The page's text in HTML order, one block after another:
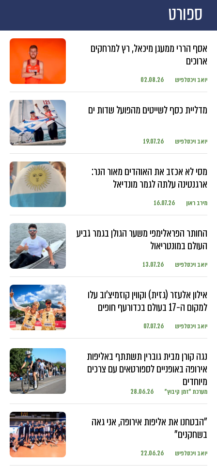
ספורט
אסף הררי ממעגן מיכאל, רץ למרחקים
ארוכים
יואב ויכסלפיש 02.08.26
מדליית כסף לשייטים מהפועל שדות ים
יואב ויכסלפיש 19.07.26
מסי לא אכזב את האוהדים מאור הנר:
ארגנטינה עלתה לגמר מונדיאל
מירב ראון 16.07.26
החותר הפראלימפי משער הגולן בגמר גביע
העולם במונטריאול
יואב ויכסלפיש 13.07.26
אילון אלעזר (גזית) וקווין קוזמיצ'וב עלו
למקום ה-17 בעולם בכדורעף חופים
יואב ויכסלפיש 07.07.26
נגה קורן מבית גוברין תשתתף באליפות
אירופה באופניים לספורטאים עם צרכים
מיוחדים
מערכת "זמן קיבוץ" 28.06.26
"הבטחנו את אליפות אירופה, אני גאה
בשחקנים"
יואב ויכסלפיש 22.06.26